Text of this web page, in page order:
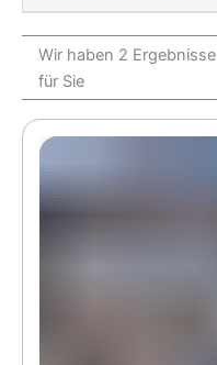
Wir haben 2 Ergebnisse
für Sie